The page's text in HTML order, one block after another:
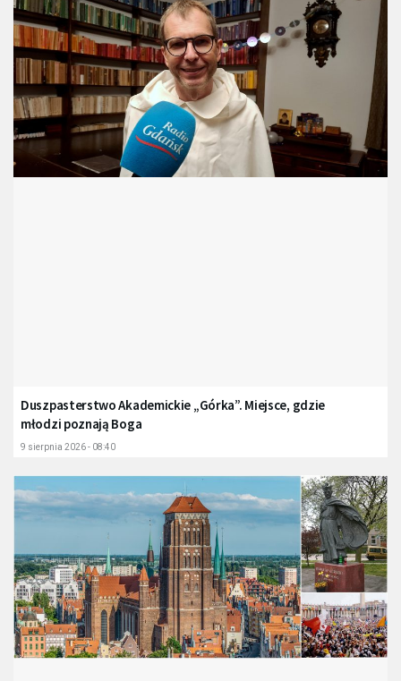
Duszpasterstwo Akademickie „Górka”. Miejsce, gdzie
młodzi poznają Boga
9 sierpnia 2026 - 08:40